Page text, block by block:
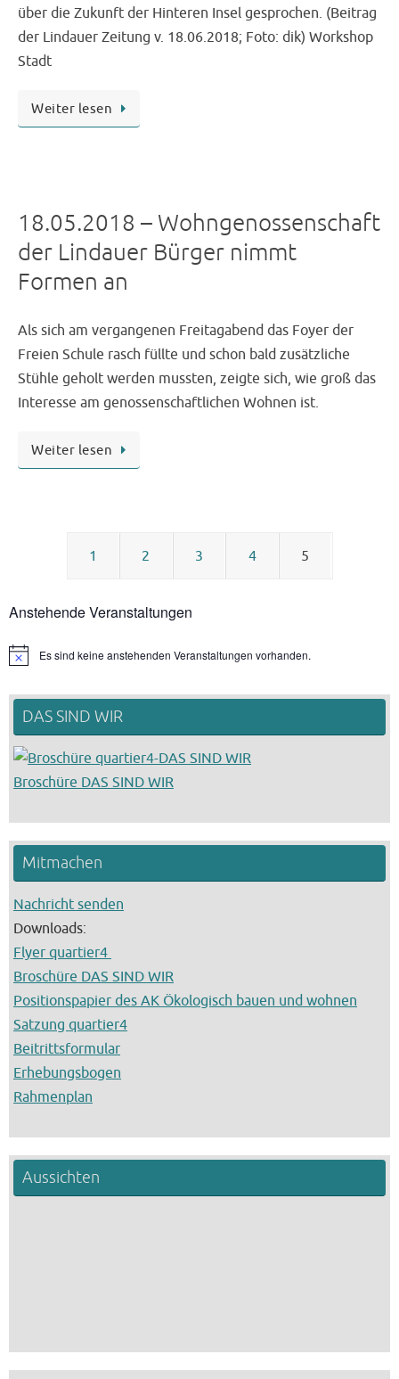
über die Zukunft der Hinteren Insel gesprochen. (Beitrag
der Lindauer Zeitung v. 18.06.2018; Foto: dik) Workshop
Stadt
Weiter lesen
18.05.2018 – Wohngenossenschaft
der Lindauer Bürger nimmt
Formen an
Als sich am vergangenen Freitagabend das Foyer der
Freien Schule rasch füllte und schon bald zusätzliche
Stühle geholt werden mussten, zeigte sich, wie groß das
Interesse am genossenschaftlichen Wohnen ist.
Weiter lesen
1 2 3 4 5
Anstehende Veranstaltungen
HinweisEs sind keine anstehenden Veranstaltungen vorhanden.
DAS SIND WIR
Broschüre DAS SIND WIR
Mitmachen
Nachricht senden
Downloads:
Flyer quartier4
Broschüre DAS SIND WIR
Positionspapier des AK Ökologisch bauen und wohnen
Satzung quartier4
Beitrittsformular
Erhebungsbogen
Rahmenplan
Aussichten